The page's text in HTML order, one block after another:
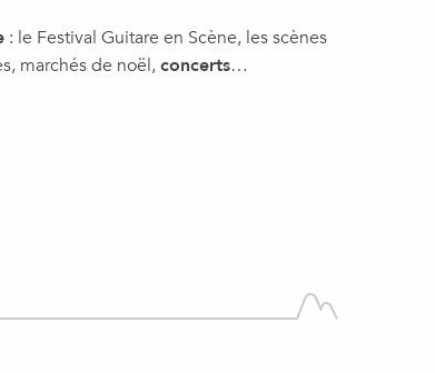
: le Festival Guitare en Scène, les scènes
marchés de noël,concerts…